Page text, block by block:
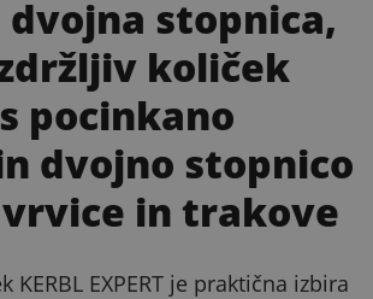
dvojna stopnica,
količek
pocinkano
dvojno stopnico
vrvice in trakove
KERBL EXPERT je praktična izbira